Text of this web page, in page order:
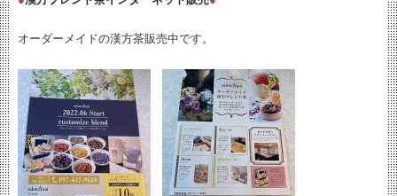
オーダーメイドの漢方茶販売中です。